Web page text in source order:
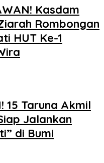
Kasdam
Rombongan
HUT Ke-1
15 Taruna Akmil
Jalankan
di Bumi